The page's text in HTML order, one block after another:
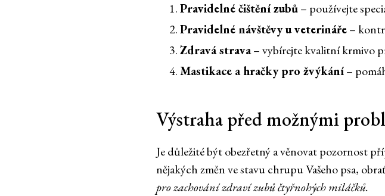
Pravidelné čištění zubů– používejte
Pravidelné návštěvy u veterináře–
Zdravá strava– vybírejte kvalitní krmivo
Mastikace a hračky pro žvýkání–
Výstraha před možnými
Je důležité být obezřetný a věnovat pozornost
nějakých změn ve stavu chrupu Vašeho psa,
pro zachování zdraví zubů čtyřnohých miláčků.